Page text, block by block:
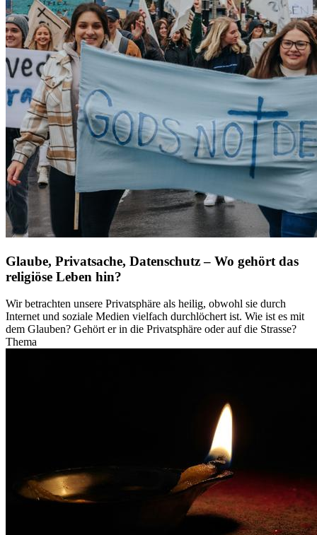
Glaube, Privatsache, Datenschutz – Wo gehört das
religiöse Leben hin?
Wir betrachten unsere Privatsphäre als heilig, obwohl sie durch
Internet und soziale Medien vielfach durchlöchert ist. Wie ist es mit
dem Glauben? Gehört er in die Privatsphäre oder auf die Strasse?
Thema